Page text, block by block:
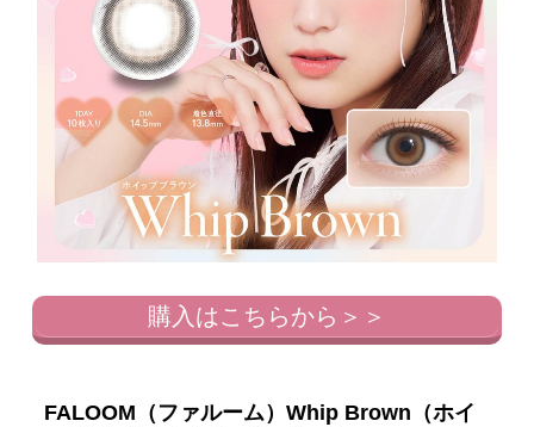
購入はこちらから＞＞
FALOOM（ファルーム）Whip Brown（ホイ